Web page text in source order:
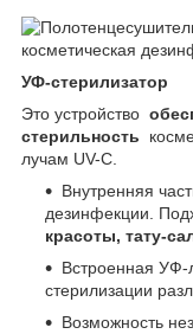
УФ-стерилизатор
Это устройство
стерильность
лучам UV-C.
Внутренняя
дезинфекции.
красоты, тату-
Встроенная УФ-
стерилизации
Возможность